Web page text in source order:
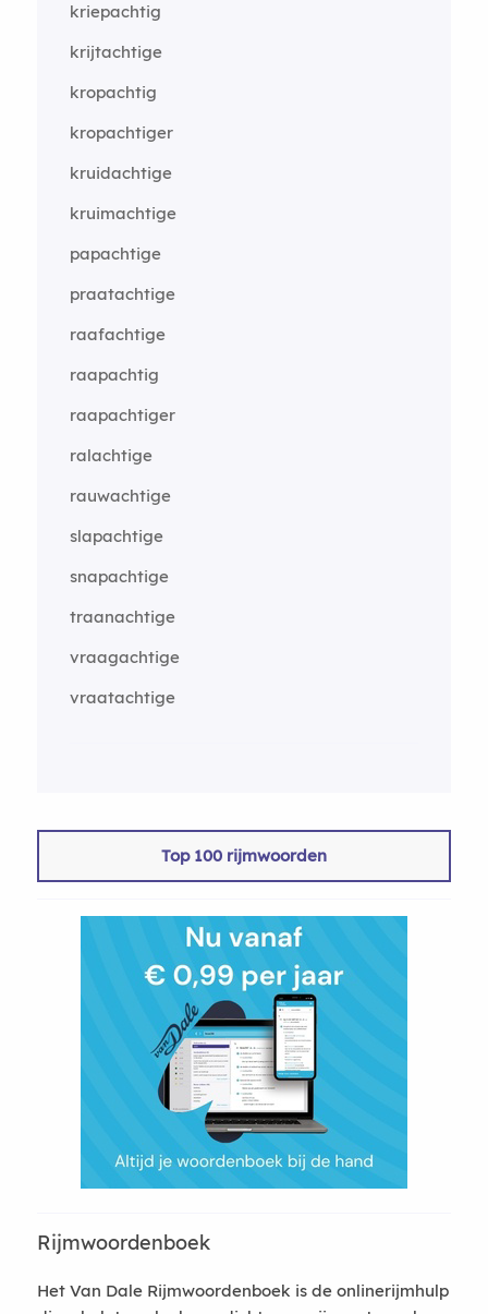
kriepachtig
krijtachtige
kropachtig
kropachtiger
kruidachtige
kruimachtige
papachtige
praatachtige
raafachtige
raapachtig
raapachtiger
ralachtige
rauwachtige
slapachtige
snapachtige
traanachtige
vraagachtige
vraatachtige
Top 100 rijmwoorden
Rijmwoordenboek
Het Van Dale Rijmwoordenboek is de onlinerijmhulp